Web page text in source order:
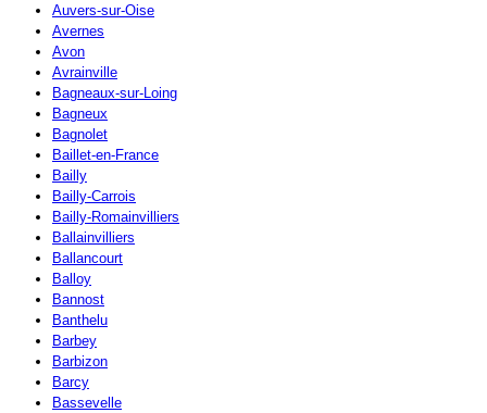
Auvers-sur-Oise
Avernes
Avon
Avrainville
Bagneaux-sur-Loing
Bagneux
Bagnolet
Baillet-en-France
Bailly
Bailly-Carrois
Bailly-Romainvilliers
Ballainvilliers
Ballancourt
Balloy
Bannost
Banthelu
Barbey
Barbizon
Barcy
Bassevelle